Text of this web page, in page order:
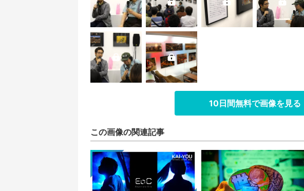
10日間無料で画像を見る
この画像の関連記事